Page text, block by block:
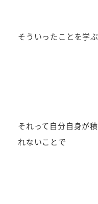
そういったことを学
それって自分自身が
れないことで